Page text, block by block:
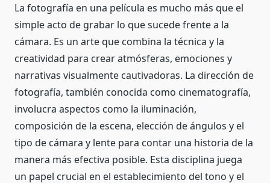
La fotografía en una película es mucho más que el
simple acto de grabar lo que sucede frente a la
cámara. Es un arte que combina la técnica y la
creatividad para crear atmósferas, emociones y
narrativas visualmente cautivadoras. La dirección de
fotografía, también conocida como cinematografía,
involucra aspectos como la iluminación,
composición de la escena, elección de ángulos y el
tipo de cámara y lente para contar una historia de la
manera más efectiva posible. Esta disciplina juega
un papel crucial en el establecimiento del tono y el